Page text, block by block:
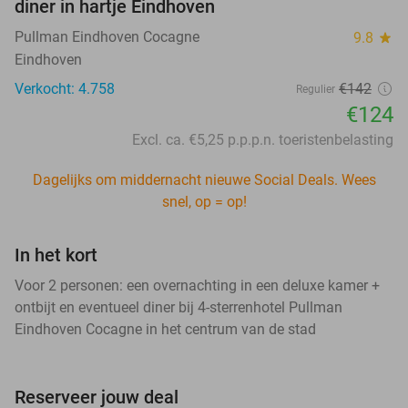
diner in hartje Eindhoven
Pullman Eindhoven Cocagne 9.8 star
Eindhoven
Verkocht: 4.758
Regulier €142
€124
Excl. ca. €5,25 p.p.p.n. toeristenbelasting
Dagelijks om middernacht nieuwe Social Deals. Wees
snel, op = op!
In het kort
Voor 2 personen: een overnachting in een deluxe kamer +
ontbijt en eventueel diner bij 4-sterrenhotel Pullman
Eindhoven Cocagne in het centrum van de stad
Reserveer jouw deal